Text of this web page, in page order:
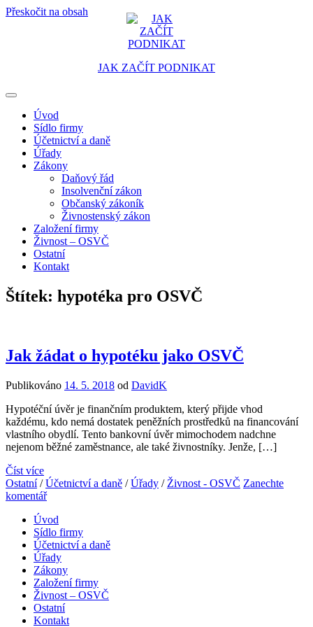
Přeskočit na obsah
JAK ZAČÍT PODNIKAT
Úvod
Sídlo firmy
Účetnictví a daně
Úřady
Zákony
Daňový řád
Insolvenční zákon
Občanský zákoník
Živnostenský zákon
Založení firmy
Živnost – OSVČ
Ostatní
Kontakt
Štítek: hypotéka pro OSVČ
Jak žádat o hypotéku jako OSVČ
Publikováno 14. 5. 2018 od DavidK
Hypotéční úvěr je finančním produktem, který přijde vhod
každému, kdo nemá dostatek peněžních prostředků na financování
vlastního obydlí. Tento bankovní úvěr mimochodem nadchne
nejenom běžné zaměstnance, ale také živnostníky. Jenže, […]
Číst více
Ostatní/Účetnictví a daně /Úřady / Živnost - OSVČ Zanechte
komentář
Úvod
Sídlo firmy
Účetnictví a daně
Úřady
Zákony
Založení firmy
Živnost – OSVČ
Ostatní
Kontakt